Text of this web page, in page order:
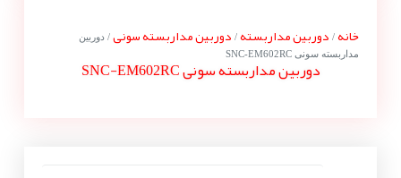
خانه/ دوربین مداربسته/ دوربین مداربسته سونی/ دوربین
مداربسته سونی SNC-EM602RC
دوربین مداربسته سونی SNC-EM602RC